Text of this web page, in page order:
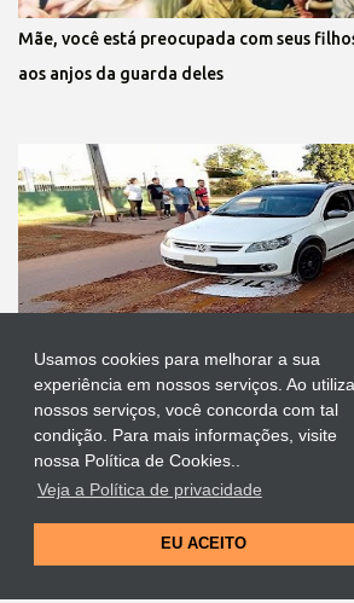
Usamos cookies para melhorar a sua
experiência em nossos serviços. Ao
nossos serviços, você concorda com tal
condição. Para mais informações, visite
nossa Política de Cookies..
Veja a Política de privacidade
EU ACEITO
Mãe, você está preocupada com seus
aos anjos da guarda deles
Protestante destrói tapete de Corpus
se revoltam
Tecnologia do
Site Oficial da Comunidade Nossa Senhora cuida